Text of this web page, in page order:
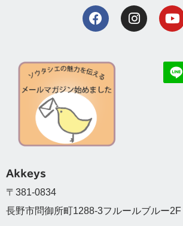
Akkeys
〒381-0834
長野市問御所町1288-3フルールブルー2F